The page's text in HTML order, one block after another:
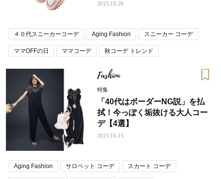
2025.10.28
４０代スニーカーコーデ Aging Fashion スニーカー コーデ
ママOFFの日 ママコーデ 秋コーデ トレンド
通勤コーデ・仕事の服装
Fashion
特集
「40代はボーダーNG説」を払
拭！今っぽく垢抜ける大人コー
デ【4選】
2025.10.15
Aging Fashion サロペット コーデ スカート コーデ